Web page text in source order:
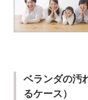
ベランダの汚
るケース）